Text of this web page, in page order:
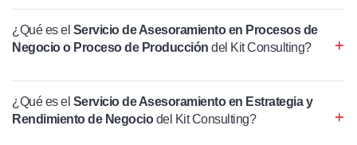
¿Qué es el Servicio de Asesoramiento en Procesos de
Negocio o Proceso de Producción del Kit Consulting?
¿Qué es el Servicio de Asesoramiento en Estrategia y
Rendimiento de Negociodel Kit Consulting?